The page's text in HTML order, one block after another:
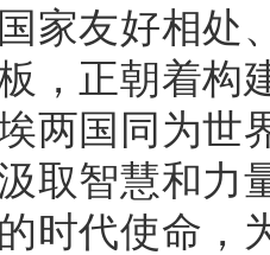
家友好相处
，正朝着构
两国同为世
取智慧和力
时代使命，